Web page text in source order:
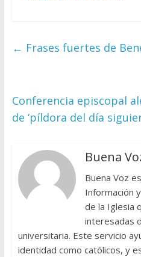
← Frases fuertes de
Conferencia episcopal
de ‘píldora del día
Buena
Buena Voz
Información
de la Iglesia
interesadas
universitaria. Este servicio
identidad como católicos, y